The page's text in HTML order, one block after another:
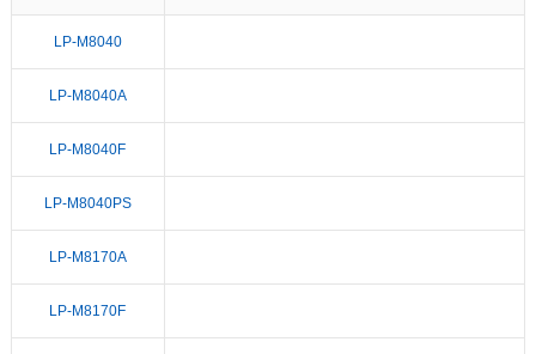
LP-M8040
LP-M8040A
LP-M8040F
LP-M8040PS
LP-M8170A
LP-M8170F